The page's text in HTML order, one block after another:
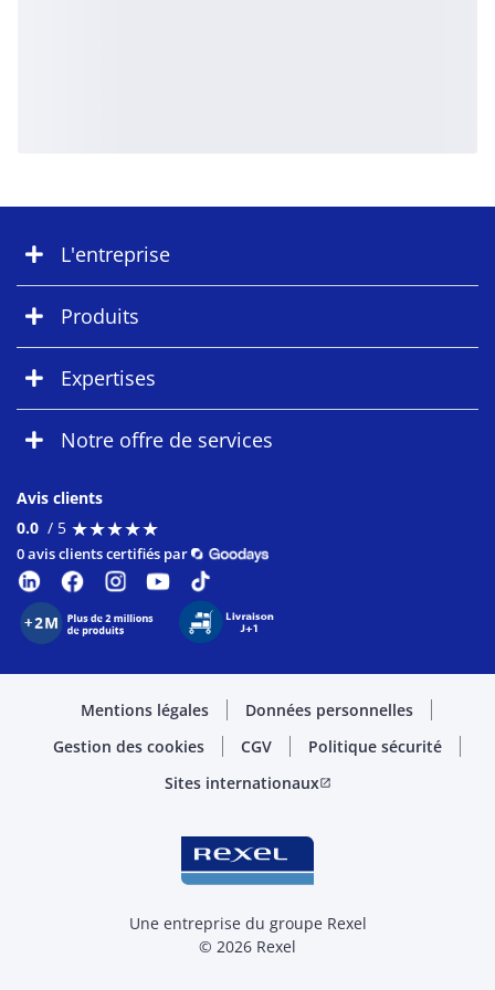
L'entreprise
Produits
Expertises
Notre offre de services
Avis clients
0.0 / 5 ★★★★★
★★★★★
0 avis clients certifiés par
Mentions légales
Données personnelles
Gestion des cookies
CGV
Politique sécurité
Sites internationauxopen_in_new
Une entreprise du groupe Rexel
© 2026 Rexel